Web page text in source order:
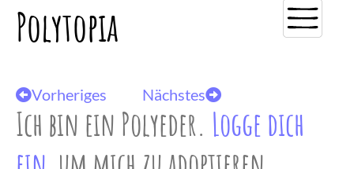
Polytopia
Vorheriges Nächstes
Ich bin ein Polyeder. Logge dich